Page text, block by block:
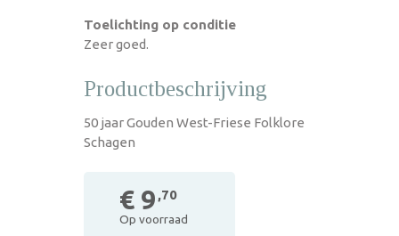
Toelichting op conditie
Zeer goed.
Productbeschrijving
50 jaar Gouden West-Friese Folklore
Schagen
€ 9 ,70
Op voorraad